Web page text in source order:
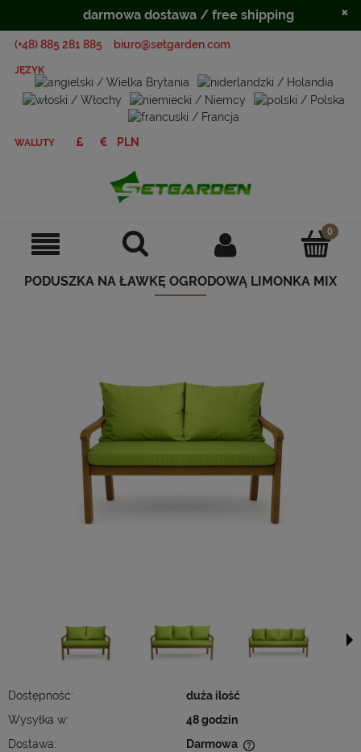
(+48) 885 281 885 biuro@setgarden.com
JĘZYK
WALUTY
PODUSZKA NA ŁAWKĘ OGRODOWĄ LIMONKA MIX
Dostępność:
duża ilość
Wysyłka w:
48 godzin
Dostawa:
Darmowa
darmowa dostawa / free shipping ×